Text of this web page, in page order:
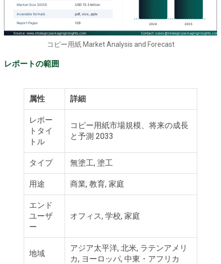
コピー用紙 Market Analysis and Forecast
レポートの範囲
属性 詳細
レポー
トタイ
トル
コピー用紙市場規模、将来の成長
と予測 2033
タイプ 無塗工, 塗工
用途 商業, 教育, 家庭
エンド
ユーザ
ー
オフィス, 学校, 家庭
地域
アジア太平洋, 北米, ラテンアメリ
カ, ヨーロッパ, 中東・アフリカ